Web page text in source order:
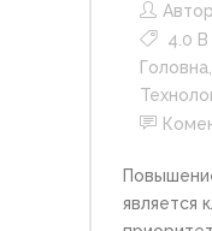
4.0 В
Головна,
является